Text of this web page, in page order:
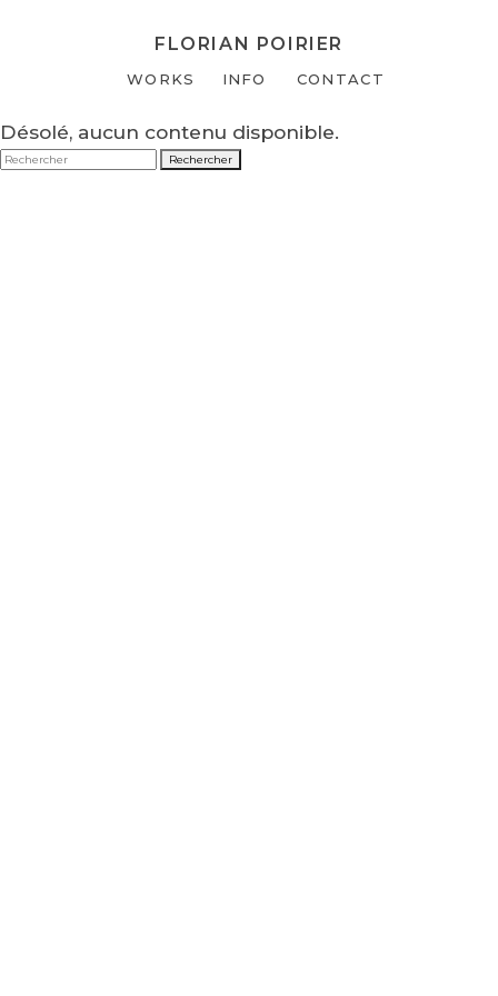
FLORIAN POIRIER
WORKS INFO CONTACT
Désolé, aucun contenu disponible.
Rechercher